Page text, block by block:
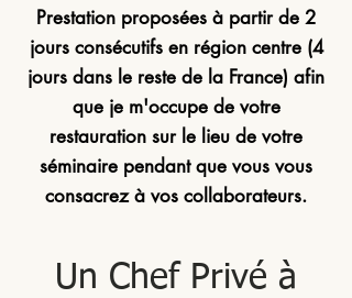
Prestation proposées à partir de 2
jours consécutifs en région centre (4
jours dans le reste de la France) afin
que je m'occupe de votre
restauration sur le lieu de votre
séminaire pendant que vous vous
consacrez à vos collaborateurs.
Un Chef Privé à